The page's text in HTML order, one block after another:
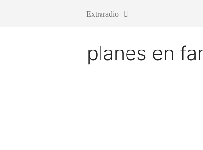
Extraradio
planes en